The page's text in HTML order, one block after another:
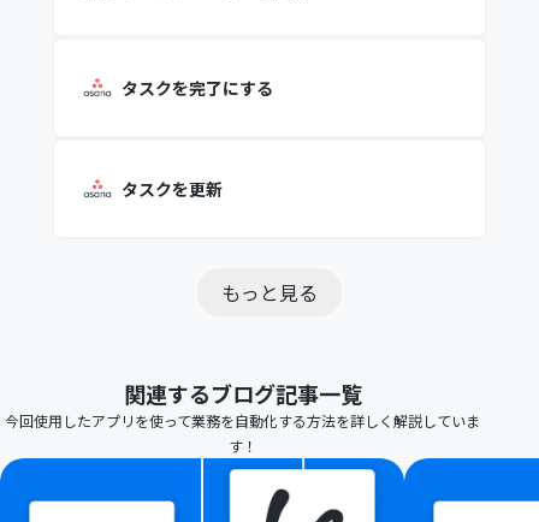
タスクを完了にする
タスクを更新
もっと見る
関連するブログ記事一覧
今回使用したアプリを使って業務を自動化する方法を詳しく解説していま
す！